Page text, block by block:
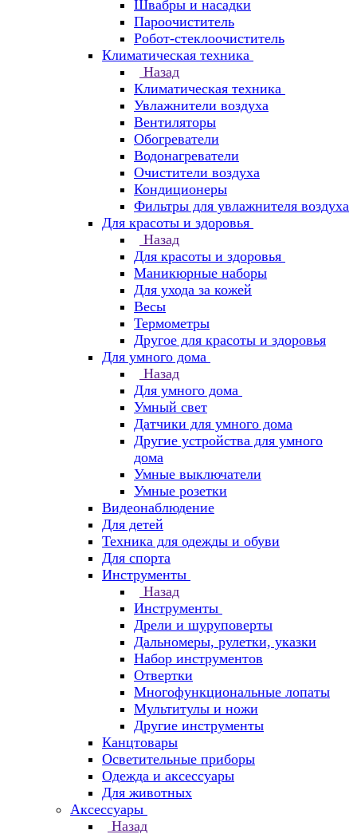
Швабры и насадки
Пароочиститель
Робот-стеклоочиститель
Климатическая техника
Назад
Климатическая техника
Увлажнители воздуха
Вентиляторы
Обогреватели
Водонагреватели
Очистители воздуха
Кондиционеры
Фильтры для увлажнителя воздуха
Для красоты и здоровья
Назад
Для красоты и здоровья
Маникюрные наборы
Для ухода за кожей
Весы
Термометры
Другое для красоты и здоровья
Для умного дома
Назад
Для умного дома
Умный свет
Датчики для умного дома
Другие устройства для умного
дома
Умные выключатели
Умные розетки
Видеонаблюдение
Для детей
Техника для одежды и обуви
Для спорта
Инструменты
Назад
Инструменты
Дрели и шуруповерты
Дальномеры, рулетки, указки
Набор инструментов
Отвертки
Многофункциональные лопаты
Мультитулы и ножи
Другие инструменты
Канцтовары
Осветительные приборы
Одежда и аксессуары
Для животных
Аксессуары
Назад